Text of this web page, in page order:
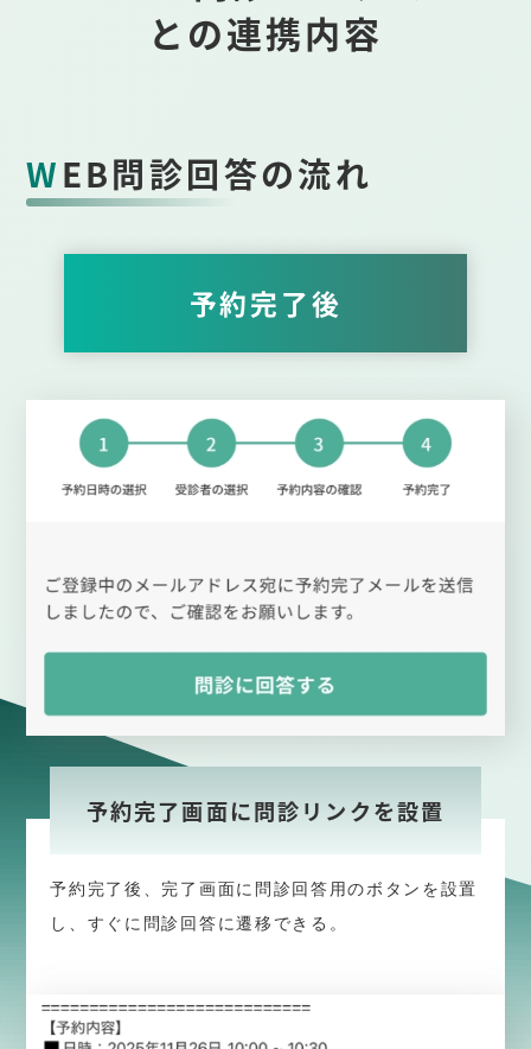
との連携内容
WEB問診回答の流れ
予約完了後
予約完了画面に問診リンクを設置
予約完了後、完了画面に問診回答用のボタンを設置
し、すぐに問診回答に遷移できる。